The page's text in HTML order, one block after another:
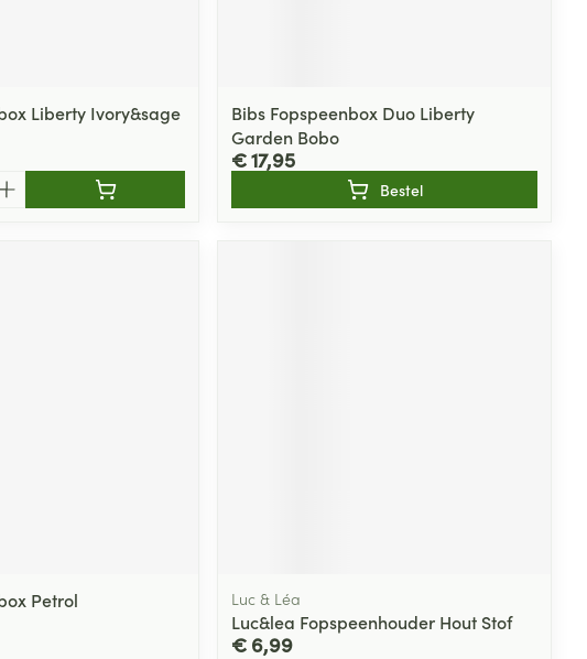
Liberty Ivory&sage
Bibs Fopspeenbox Duo Liberty
Garden Bobo
€ 17,95
Bestel
Petrol Luc & Léa
Luc&lea Fopspeenhouder Hout Stof
€ 6,99